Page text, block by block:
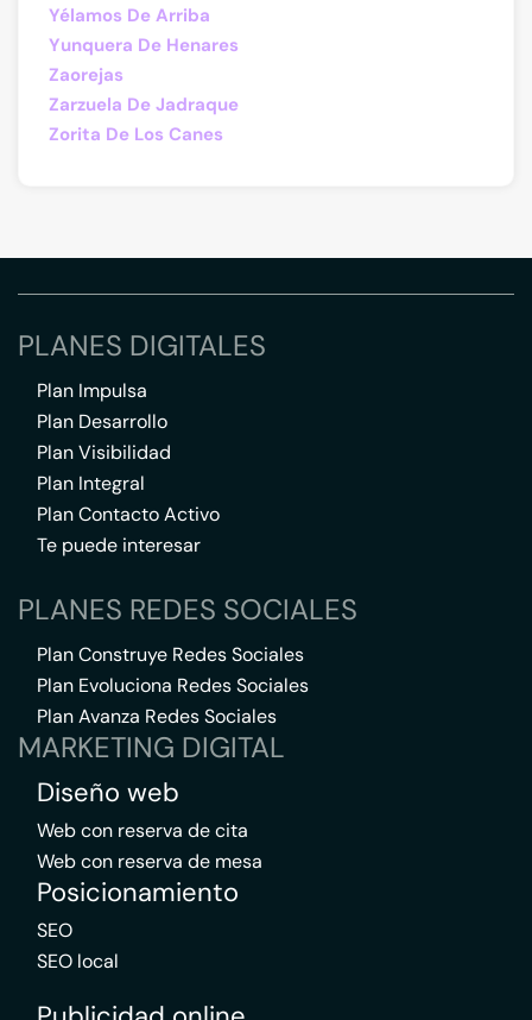
Yélamos De Arriba
Yunquera De Henares
Zaorejas
Zarzuela De Jadraque
Zorita De Los Canes
PLANES DIGITALES
Plan Impulsa
Plan Desarrollo
Plan Visibilidad
Plan Integral
Plan Contacto Activo
Te puede interesar
PLANES REDES SOCIALES
Plan Construye Redes Sociales
Plan Evoluciona Redes Sociales
Plan Avanza Redes Sociales
MARKETING DIGITAL
Diseño web
Web con reserva de cita
Web con reserva de mesa
Posicionamiento
SEO
SEO local